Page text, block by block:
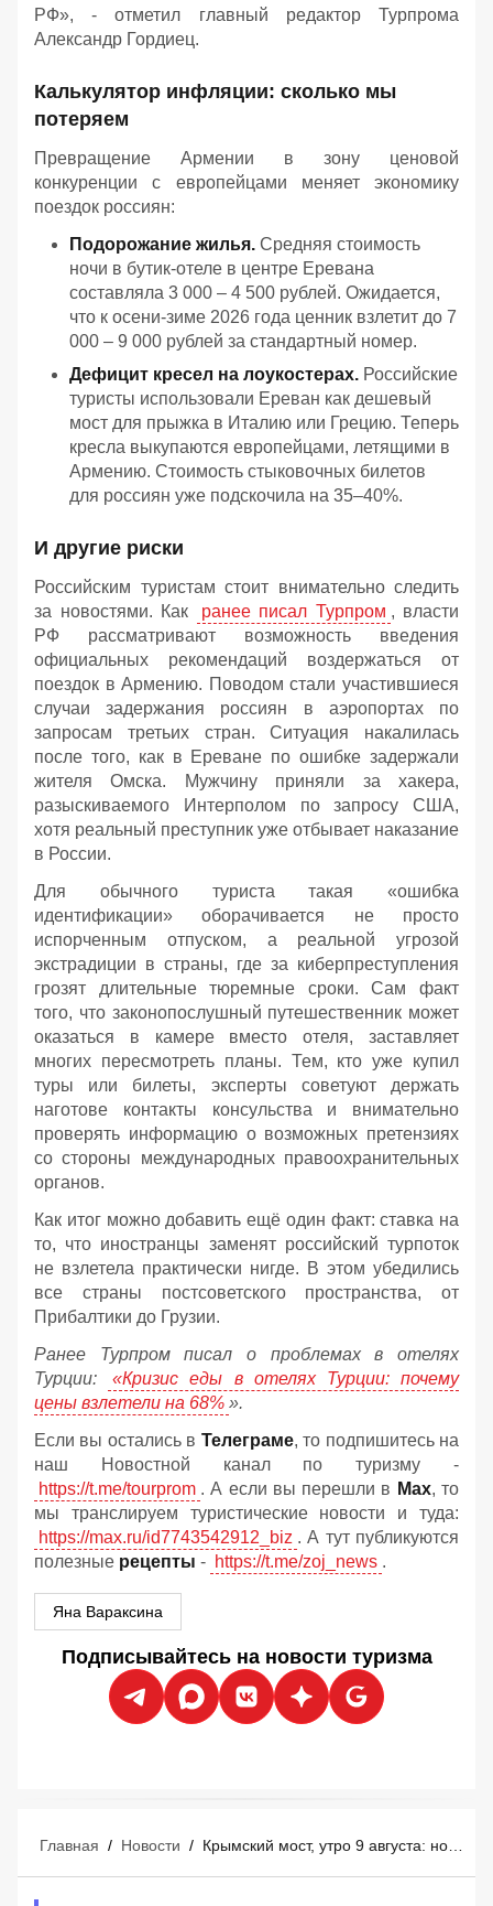
РФ», - отметил главный редактор Турпрома
Александр Гордиец.
Калькулятор инфляции: сколько мы
потеряем
Превращение Армении в зону ценовой
конкуренции с европейцами меняет экономику
поездок россиян:
Подорожание жилья. Средняя стоимость
ночи в бутик-отеле в центре Еревана
составляла 3 000 – 4 500 рублей. Ожидается,
что к осени-зиме 2026 года ценник взлетит до 7
000 – 9 000 рублей за стандартный номер.
Дефицит кресел на лоукостерах. Российские
туристы использовали Ереван как дешевый
мост для прыжка в Италию или Грецию. Теперь
кресла выкупаются европейцами, летящими в
Армению. Стоимость стыковочных билетов
для россиян уже подскочила на 35–40%.
И другие риски
Российским туристам стоит внимательно следить
за новостями. Как
ранее писал Турпром , власти
РФ рассматривают возможность введения
официальных рекомендаций воздержаться от
поездок в Армению. Поводом стали участившиеся
случаи задержания россиян в аэропортах по
запросам третьих стран. Ситуация накалилась
после того, как в Ереване по ошибке задержали
жителя Омска. Мужчину приняли за хакера,
разыскиваемого Интерполом по запросу США,
хотя реальный преступник уже отбывает наказание
в России.
Для обычного туриста такая «ошибка
идентификации» оборачивается не просто
испорченным отпуском, а реальной угрозой
экстрадиции в страны, где за киберпреступления
грозят длительные тюремные сроки. Сам факт
того, что законопослушный путешественник может
оказаться в камере вместо отеля, заставляет
многих пересмотреть планы. Тем, кто уже купил
туры или билеты, эксперты советуют держать
наготове контакты консульства и внимательно
проверять информацию о возможных претензиях
со стороны международных правоохранительных
органов.
Как итог можно добавить ещё один факт: ставка на
то, что иностранцы заменят российский турпоток
не взлетела практически нигде. В этом убедились
все страны постсоветского пространства, от
Прибалтики до Грузии.
Ранее Турпром писал о проблемах в отелях
Турции:
«Кризис еды в отелях Турции: почему
цены взлетели на 68% ».
Если вы остались в Телеграме, то подпишитесь на
наш Новостной канал по туризму -
https://t.me/tourprom . А если вы перешли в Мах, то
мы транслируем туристические новости и туда:
https://max.ru/id7743542912_biz . А тут публикуются
полезные рецепты - https://t.me/zoj_news .
Яна Вараксина
Подписывайтесь на новости туризма
Главная / Новости /